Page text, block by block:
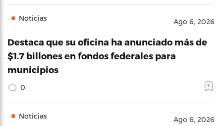
Noticias Ago 6, 2026
Destaca que su oficina ha anunciado más de
$1.7 billones en fondos federales para
municipios
0
Noticias Ago 6, 2026